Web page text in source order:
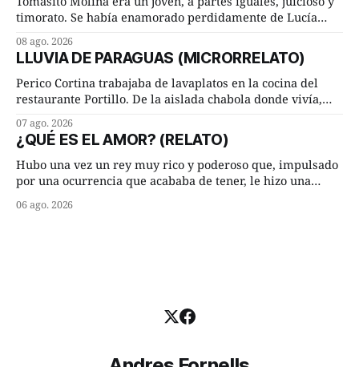
Brasil y
timorato. Se había enamorado perdidamente de Lucía
ambos les iba de maravilla. Pero mantenían absoluta
discrepancia en un deseo ineluctable por parte de ella.
Lucía Arriate quería que ellos
08 ago. 2026
LLUVIA DE PARAGUAS (MICRORRELATO)
Perico Cortina trabajaba de lavaplatos en la cocina del
restaurante Portillo. De la aislada chabola donde vivía,
cuarto de hora andando a buen paso. Cierta noche,
terminada su jornada laboral caminaba él hacía su mísera
morada cundo comenzó a llover
07 ago. 2026
¿QUÉ ES EL AMOR? (RELATO)
Hubo una vez un rey muy rico y poderoso que, impulsado
por una ocurrencia que acababa de tener, le hizo una
Dime, hombre sabio, ¿qué es el amor según tú? Su
06 ago. 2026